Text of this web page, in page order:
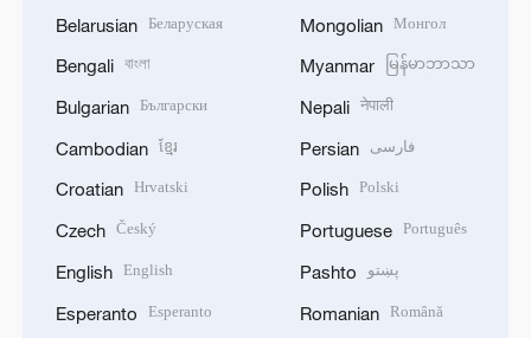
Belarusian Беларуская
Bengali বাংলা
Bulgarian Български
Cambodian ខ្មែរ
Croatian Hrvatski
Czech Český
English English
Esperanto Esperanto
Mongolian Монгол
Myanmar မြန်မာဘာသာ
Nepali नेपाली
Persian فارسی
Polish Polski
Portuguese Português
Pashto پښتو
Romanian Română